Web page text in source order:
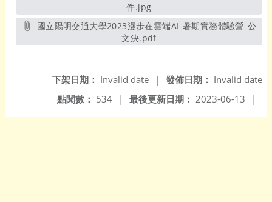
件.jpg
文決.pdf另開新視窗
發佈日期： Invalid date
下架日期： Invalid date
|
最後更新日期： 2023-06-13 |
點閱數： 534 |